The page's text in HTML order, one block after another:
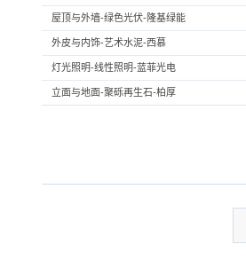
屋顶与外墙-绿色光伏-隆基绿能
外皮与内饰-艺术水泥-西慕
灯光照明-线性照明-蓝菲光电
立面与地面-聚砾再生石-柏厚